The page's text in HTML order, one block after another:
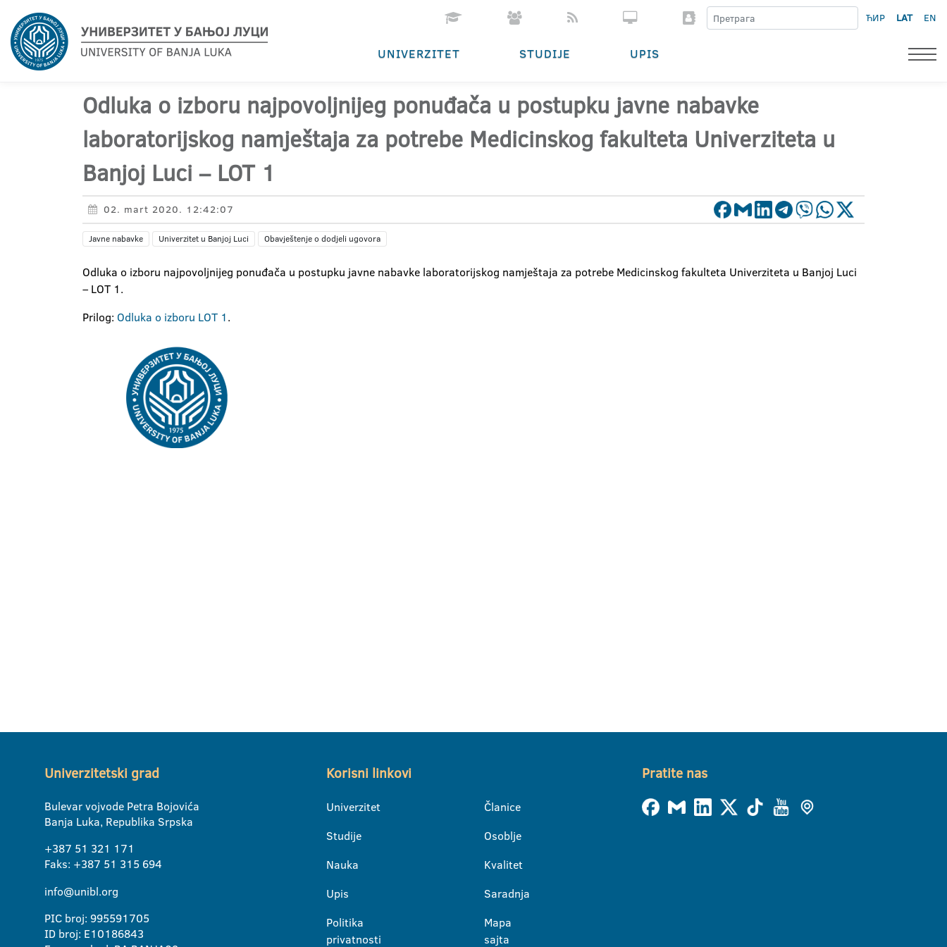
ЋИР LAT EN
UNIVERZITET STUDIJE UPIS
Odluka o izboru najpovoljnijeg ponuđača u postupku javne nabavke
laboratorijskog namještaja za potrebe Medicinskog fakulteta Univerziteta u
Banjoj Luci – LOT 1
02. mart 2020. 12:42:07
Javne nabavke Univerzitet u Banjoj Luci Obavještenje o dodjeli ugovora
Odluka o izboru najpovoljnijeg ponuđača u postupku javne nabavke laboratorijskog namještaja za potrebe Medicinskog fakulteta Univerziteta u Banjoj Luci
– LOT 1.
Prilog: Odluka o izboru LOT 1.
Univerzitetski grad
Bulevar vojvode Petra Bojovića
Banja Luka, Republika Srpska
+387 51 321 171
Faks: +387 51 315 694
info@unibl.org
PIC broj: 995591705
ID broj: E10186843
Korisni linkovi
Univerzitet
Studije
Nauka
Upis
Politika
privatnosti
Članice
Osoblje
Kvalitet
Saradnja
Mapa
sajta
Pratite nas